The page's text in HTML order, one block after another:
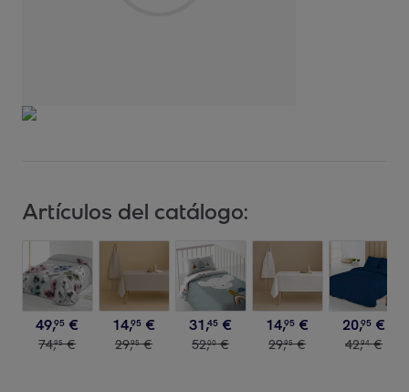
Artículos del catálogo:
49,95 €
74,95 €
14,95 €
29,95 €
31,45 €
52,00 €
14,95 €
29,95 €
20,95 €
42,94 €